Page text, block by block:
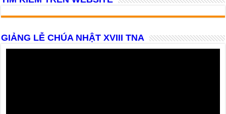
GIẢNG LỄ CHÚA NHẬT XVIII TNA